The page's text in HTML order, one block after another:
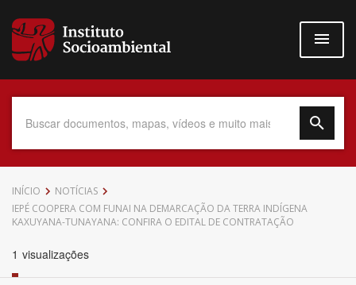
para
conteúdo
Data do Documento
INÍCIO
NOTÍCIAS
IEPÉ COOPERA COM FUNAI NA DEMARCAÇÃO DA TERRA INDÍGENA
KAXUYANA-TUNAYANA: CONFIRA O EDITAL DE CONTRATAÇÃO
1 visualizações